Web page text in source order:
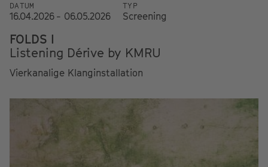
DATUM
16.04.2026 - 06.05.2026
TYP
Screening
FOLDS I
Listening Dérive by KMRU
Vierkanalige Klanginstallation